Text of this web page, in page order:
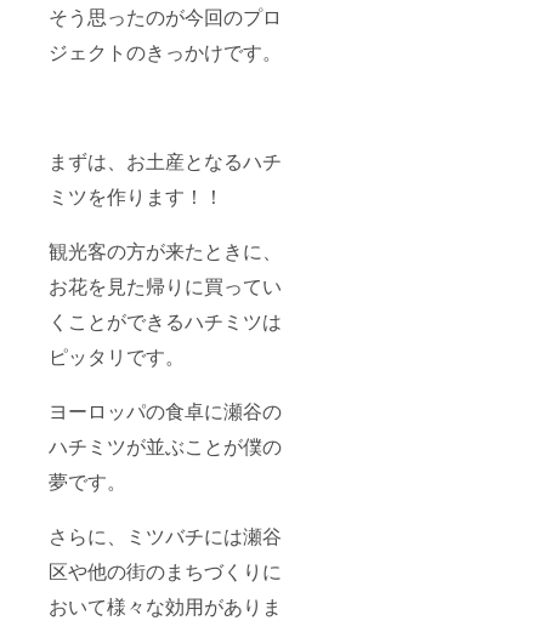
そう思ったのが今回のプロ
ジェクトのきっかけです。
まずは、お土産となるハチ
ミツを作ります！！
観光客の方が来たときに、
お花を見た帰りに買ってい
くことができるハチミツは
ピッタリです。
ヨーロッパの食卓に瀬谷の
ハチミツが並ぶことが僕の
夢です。
さらに、ミツバチには瀬谷
区や他の街のまちづくりに
おいて様々な効用がありま